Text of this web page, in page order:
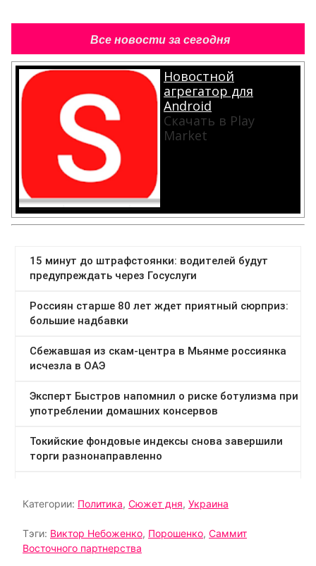
Все новости за сегодня
Новостной
агрегатор для
Android
Скачать в Play
Market
Категории: Политика, Сюжет дня, Украина
Тэги: Виктор Небоженко, Порошенко, Саммит
Восточного партнерства